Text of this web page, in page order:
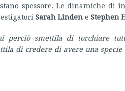
spessore. Le dinamiche di
Sarah Lindene Stephen
perciò smettila di torchiare
di credere di avere una